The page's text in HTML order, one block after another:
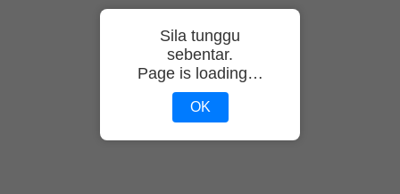
Sila tunggu
sebentar.
Page is loading…
OK